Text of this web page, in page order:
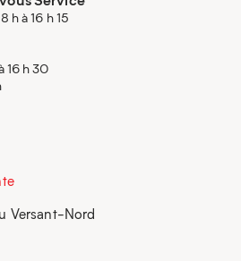
h à 16 h 15
16 h 30
Versant-Nord